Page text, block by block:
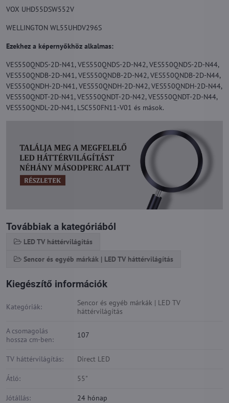
VOX UHD55DSW552V
WELLINGTON WL55UHDV296S
Ezekhez a képernyőkhöz alkalmas:
VES550QNDS-2D-N41, VES550QNDS-2D-N42, VES550QNDS-2D-N44,
VES550QNDB-2D-N41, VES550QNDB-2D-N42, VES550QNDB-2D-N44,
VES550QNDH-2D-N41, VES550QNDH-2D-N42, VES550QNDH-2D-N44,
VES550QNDT-2D-N41, VES550QNDT-2D-N42, VES550QNDT-2D-N44,
VES550QNDL-2D-N41, LSC550FN11-V01 és mások.
Továbbiak a kategóriából
LED TV háttérvilágítás
Sencor és egyéb márkák | LED TV háttérvilágítás
Kiegészítő információk
Kategóriák:
Sencor és egyéb márkák | LED TV
háttérvilágítás
A csomagolás
hossza cm-ben:
107
TV háttérvilágítás: Direct LED
Átló: 55"
Jótállás: 24 hónap